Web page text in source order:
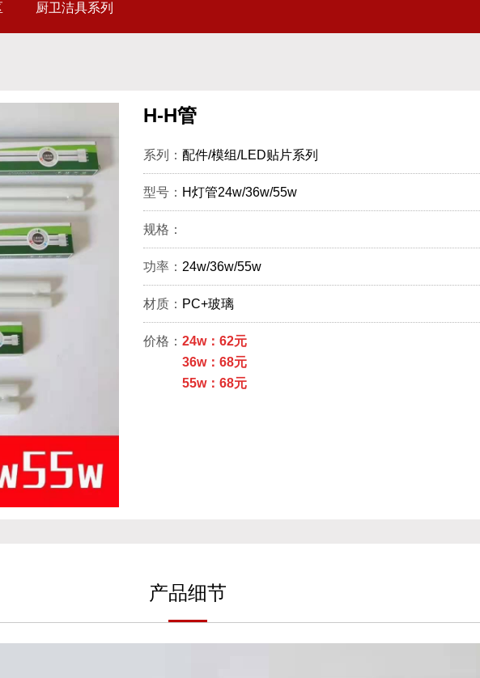
厨卫洁具系列
H-H管
系列： 配件/模组/LED贴片系列
型号： H灯管24w/36w/55w
规格：
功率： 24w/36w/55w
材质： PC+玻璃
价格： 24w：62元
36w：68元
55w：68元
产品细节